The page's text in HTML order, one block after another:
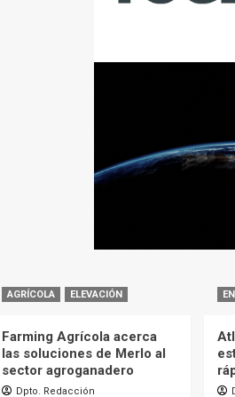
AGRÍCOLA ELEVACIÓN
Farming Agrícola acerca
las soluciones de Merlo al
sector agroganadero
Dpto. Redacción